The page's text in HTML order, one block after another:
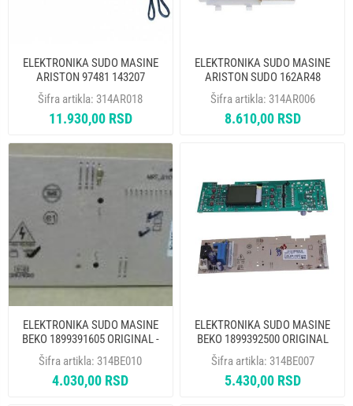
ELEKTRONIKA SUDO MASINE
ARISTON 97481 143207
162AR50 AR6111- NEMA
UCITAVANJA
Šifra artikla: 314AR018
11.930,00 RSD
ELEKTRONIKA SUDO MASINE
ARISTON SUDO 162AR48
096972 - NEMA UCITAVANJA
Šifra artikla: 314AR006
8.610,00 RSD
ELEKTRONIKA SUDO MASINE
BEKO 1899391605 ORIGINAL -
MP
Šifra artikla: 314BE010
4.030,00 RSD
ELEKTRONIKA SUDO MASINE
BEKO 1899392500 ORIGINAL
Šifra artikla: 314BE007
5.430,00 RSD